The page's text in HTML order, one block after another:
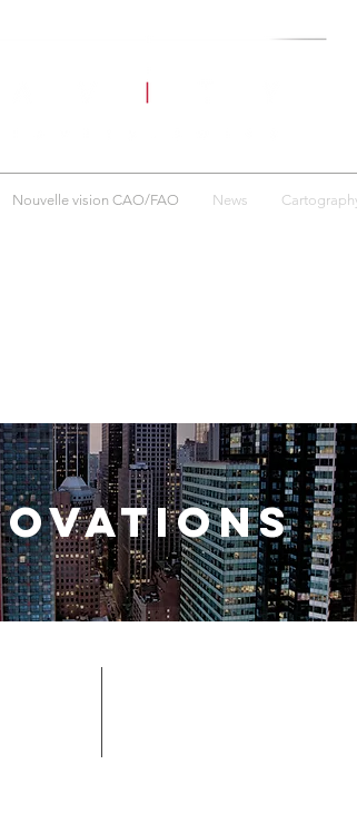
Nouvelle vision CAO/FAO News